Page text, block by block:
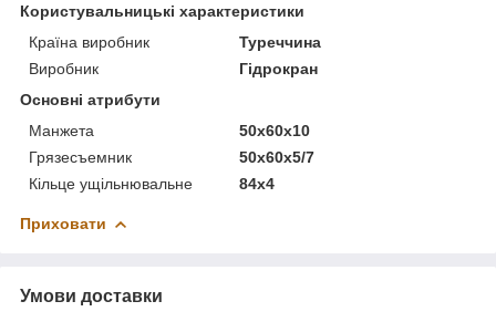
Користувальницькі характеристики
Країна виробник
Туреччина
Виробник
Гідрокран
Основні атрибути
Манжета
50х60х10
Грязесъемник
50х60х5/7
Кільце ущільнювальне
84х4
Приховати
Умови доставки